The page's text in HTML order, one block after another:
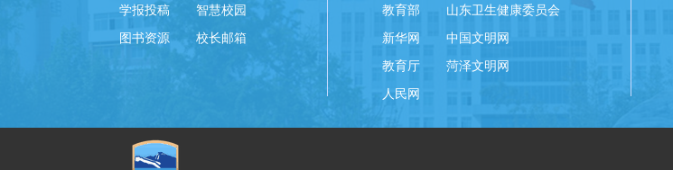
学报投稿 智慧校园
图书资源 校长邮箱
教育部 山东卫生健康委员会
新华网 中国文明网
教育厅 菏泽文明网
人民网